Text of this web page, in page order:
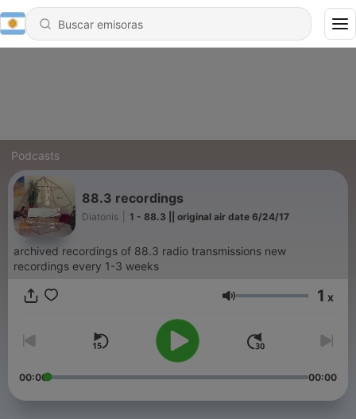
Podcasts
88.3 recordings
Diatonis 1 - 88.3 || original air date 6/24/17
archived recordings of 88.3 radio transmissions new
recordings every 1-3 weeks
Volumen 1 x
00:00 00:00